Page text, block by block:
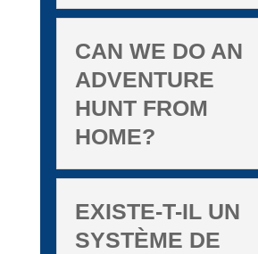
CAN WE DO AN
ADVENTURE
HUNT FROM
HOME?
EXISTE-T-IL UN
SYSTÈME DE